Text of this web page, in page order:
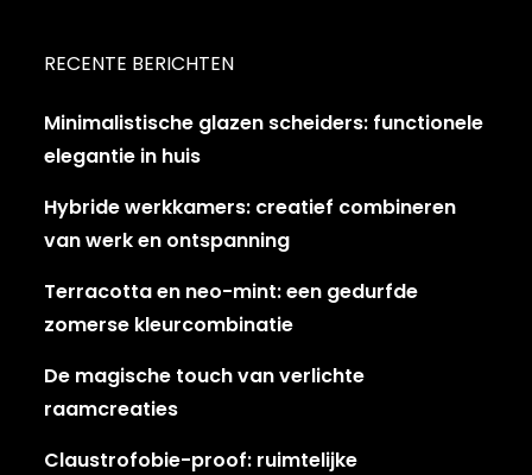
RECENTE BERICHTEN
Minimalistische glazen scheiders: functionele
elegantie in huis
Hybride werkkamers: creatief combineren
van werk en ontspanning
Terracotta en neo-mint: een gedurfde
zomerse kleurcombinatie
De magische touch van verlichte
raamcreaties
Claustrofobie-proof: ruimtelijke